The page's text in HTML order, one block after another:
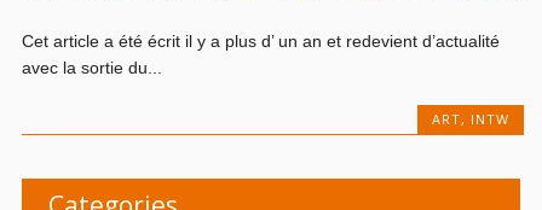
Cet article a été écrit il y a plus d’ un an et redevient d’actualité
avec la sortie du...
ART, INTW